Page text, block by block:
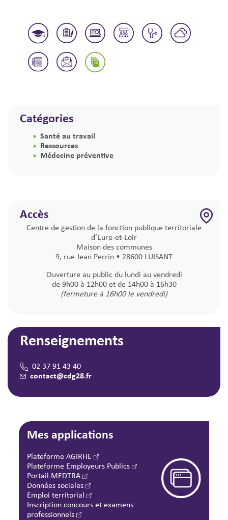
Catégories
Santé au travail
Ressources
Médecine préventive
Accès
Centre de gestion de la fonction publique territoriale
d’Eure-et-Loir
Maison des communes
9, rue Jean Perrin • 28600 LUISANT
Ouverture au public du lundi au vendredi
de 9h00 à 12h00 et de 14h00 à 16h30
(fermeture à 16h00 le vendredi)
Renseignements
02 37 91 43 40
contact@cdg28.fr
Mes applications
Plateforme AGIRHE
Plateforme Employeurs Publics
Portail MEDTRA
Données sociales
Emploi territorial
Inscription concours et examens
professionnels